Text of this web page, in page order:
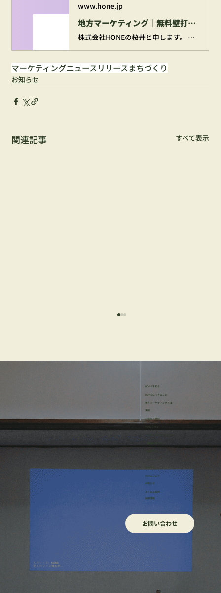
www.hone.jp
地方マーケティング｜無料壁打ちサービスのお知らせ。
株式会社HONEの桜井と申します。 当社では「地方×マーケティング」に特化したサービスの提供を行っています。 このたび、より多くの皆さまの課題に応えるべく、「無料壁打ちサービス」をスタートさせていただきました。この機会にぜひご活用いただけたらと思います。
マーケティングニュースリリースまちづくり
お知らせ
関連記事 すべて表示
【HONE】ここまでいいの！？ 桜井の
「無料壁打ちサービス」でできること
HONEを知る
HONEにできること
地方マーケティングとは
実績
お役立ち資料
・リサーチサポートプラン
・事業伴走プラン
ほねろぐ
HONEブログ
​お知らせ
よくある質問
採用情報
お問い合わせ